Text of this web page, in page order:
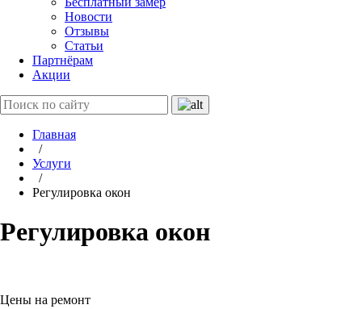
Новости
Отзывы
Статьи
Партнёрам
Акции
Главная
/
Услуги
/
Регулировка окон
Регулировка окон
Цены на ремонт